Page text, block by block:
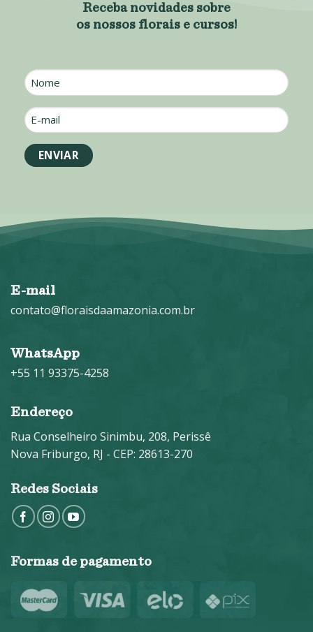
Receba novidades sobre
os nossos florais e cursos!
Nome
E-
mail
*
E-mail
contato@floraisdaamazonia.com.br
WhatsApp
+55 11 93375-4258
Endereço
Rua Conselheiro Sinimbu, 208, Perissê
Nova Friburgo, RJ - CEP: 28613-270
Redes Sociais
Formas de pagamento